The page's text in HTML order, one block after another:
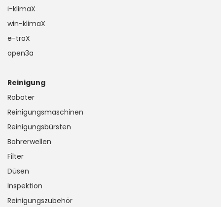
i-klimaX
win-klimaX
e-traX
open3a
Reinigung
Roboter
Reinigungsmaschinen
Reinigungsbürsten
Bohrerwellen
Filter
Düsen
Inspektion
Reinigungszubehör